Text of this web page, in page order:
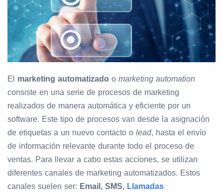
El marketing automatizado o marketing automation
consiste en una serie de procesos de marketing
realizados de manera automática y eficiente por un
software. Este tipo de procesos van desde la asignación
de etiquetas a un nuevo contacto o lead, hasta el envío
de información relevante durante todo el proceso de
ventas. Para llevar a cabo estas acciones, se utilizan
diferentes canales de marketing automatizados. Estos
canales suelen ser: Email, SMS, Llamadas